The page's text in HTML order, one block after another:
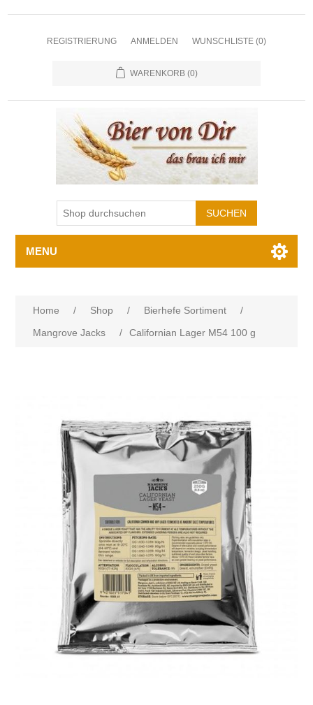
REGISTRIERUNG ANMELDEN WUNSCHLISTE (0)
WARENKORB (0)
MENU
Home / Shop / Bierhefe Sortiment
/
Mangrove Jacks
/ Californian Lager M54 100 g